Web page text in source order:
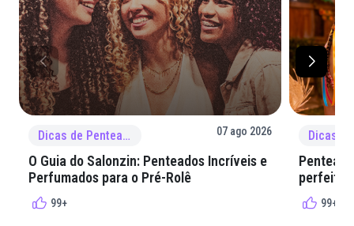
Dicas de Penteado 07 ago 2026
O Guia do Salonzin: Penteados Incríveis e
Perfumados para o Pré-Rolê
99+
perfeita
99+